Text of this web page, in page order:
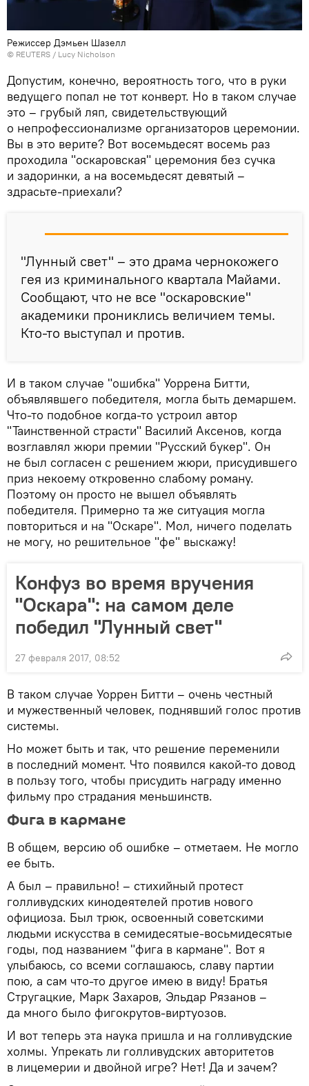
Режиссер Дэмьен Шазелл
© REUTERS / Lucy Nicholson
Допустим, конечно, вероятность того, что в руки
ведущего попал не тот конверт. Но в таком случае
это – грубый ляп, свидетельствующий
о непрофессионализме организаторов церемонии.
Вы в это верите? Вот восемьдесят восемь раз
проходила "оскаровская" церемония без сучка
и задоринки, а на восемьдесят девятый –
здрасьте-приехали?
"Лунный свет" – это драма чернокожего
гея из криминального квартала Майами.
Сообщают, что не все "оскаровские"
академики прониклись величием темы.
Кто-то выступал и против.
И в таком случае "ошибка" Уоррена Битти,
объявлявшего победителя, могла быть демаршем.
Что-то подобное когда-то устроил автор
"Таинственной страсти" Василий Аксенов, когда
возглавлял жюри премии "Русский букер". Он
не был согласен с решением жюри, присудившего
приз некоему откровенно слабому роману.
Поэтому он просто не вышел объявлять
победителя. Примерно та же ситуация могла
повториться и на "Оскаре". Мол, ничего поделать
не могу, но решительное "фе" выскажу!
Конфуз во время вручения
"Оскара": на самом деле
победил "Лунный свет"
27 февраля 2017, 08:52
В таком случае Уоррен Битти – очень честный
и мужественный человек, поднявший голос против
системы.
Но может быть и так, что решение переменили
в последний момент. Что появился какой-то довод
в пользу того, чтобы присудить награду именно
фильму про страдания меньшинств.
Фига в кармане
В общем, версию об ошибке – отметаем. Не могло
ее быть.
А был – правильно! – стихийный протест
голливудских кинодеятелей против нового
официоза. Был трюк, освоенный советскими
людьми искусства в семидесятые-восьмидесятые
годы, под названием "фига в кармане". Вот я
улыбаюсь, со всеми соглашаюсь, славу партии
пою, а сам что-то другое имею в виду! Братья
Стругацкие, Марк Захаров, Эльдар Рязанов –
да много было фигокрутов-виртуозов.
И вот теперь эта наука пришла и на голливудские
холмы. Упрекать ли голливудских авторитетов
в лицемерии и двойной игре? Нет! Да и зачем?